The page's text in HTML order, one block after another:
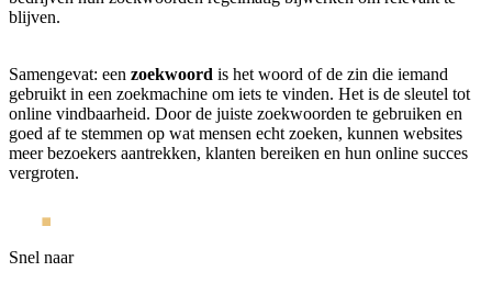
blijven.
Samengevat: een zoekwoord is het woord of de zin die iemand
gebruikt in een zoekmachine om iets te vinden. Het is de sleutel tot
online vindbaarheid. Door de juiste zoekwoorden te gebruiken en
goed af te stemmen op wat mensen echt zoeken, kunnen websites
meer bezoekers aantrekken, klanten bereiken en hun online succes
vergroten.
Snel naar